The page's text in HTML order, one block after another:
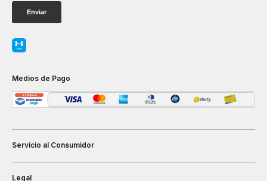
Medios de Pago
Servicio al Consumidor
Legal